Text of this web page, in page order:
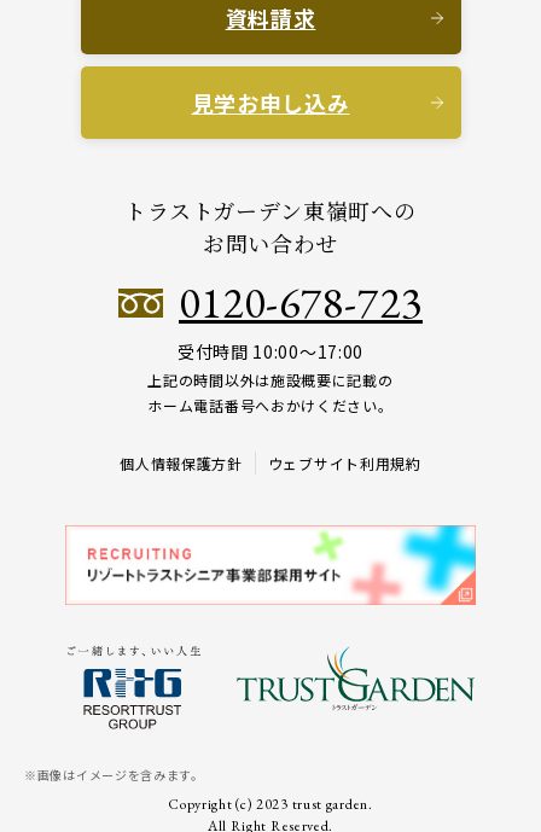
トラストガーデン東嶺町への
お問い合わせ
0120-678-723
受付時間 10:00～17:00
上記の時間以外は施設概要に記載の
ホーム電話番号へおかけください。
資料請求
見学お申し込み
個人情報保護方針 ウェブサイト利用規約
※画像はイメージを含みます。
Copyright (c) 2023 trust garden.
All Right Reserved.